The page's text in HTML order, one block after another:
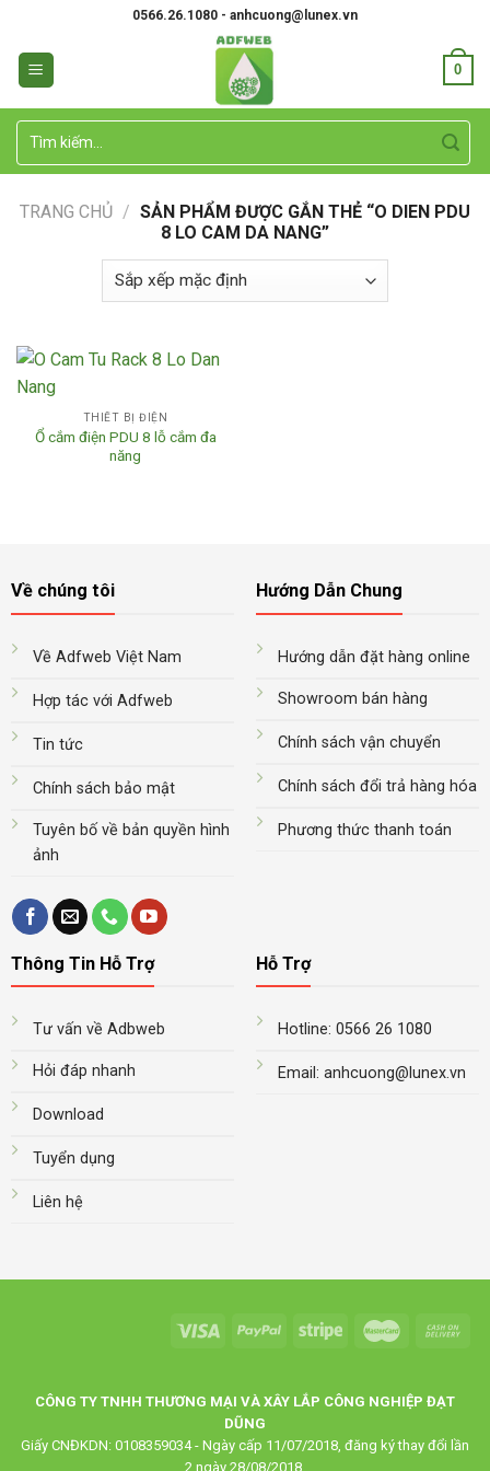
content
0566.26.1080 - anhcuong@lunex.vn
0
Tìm
TRANG CHỦ / SẢN PHẨM ĐƯỢC GẮN THẺ “O DIEN PDU
8 LO CAM DA NANG”
THIẾT BỊ ĐIỆN
Ổ cắm điện PDU 8 lỗ cắm đa
năng
Về chúng tôi
Về Adfweb Việt Nam
Hợp tác với Adfweb
Tin tức
Chính sách bảo mật
Tuyên bố về bản quyền hình
ảnh
Hướng Dẫn Chung
Hướng dẫn đặt hàng online
Showroom bán hàng
Chính sách vận chuyển
Chính sách đổi trả hàng hóa
Phương thức thanh toán
Thông Tin Hỗ Trợ
Tư vấn về Adbweb
Hỏi đáp nhanh
Download
Tuyển dụng
Liên hệ
Hỗ Trợ
Hotline: 0566 26 1080
Email: anhcuong@lunex.vn
CÔNG TY TNHH THƯƠNG MẠI VÀ XÂY LẮP CÔNG NGHIỆP ĐẠT
DŨNG
Giấy CNĐKDN: 0108359034 - Ngày cấp 11/07/2018, đăng ký thay đổi lần
2 ngày 28/08/2018.